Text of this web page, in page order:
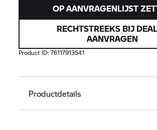
OP AANVRAGENLIJST
RECHTSTREEKS BIJ
AANVRAGEN
Product ID:76117913541
Productdetails